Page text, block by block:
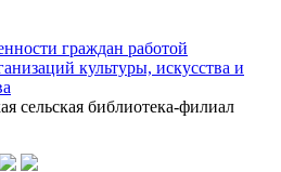
граждан работой
культуры, искусства и
сельская библиотека-филиал